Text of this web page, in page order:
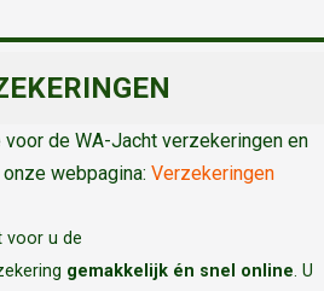
de WA-Jacht verzekeringen en
webpagina: Verzekeringen
voor u de
gemakkelijk én snel online. U